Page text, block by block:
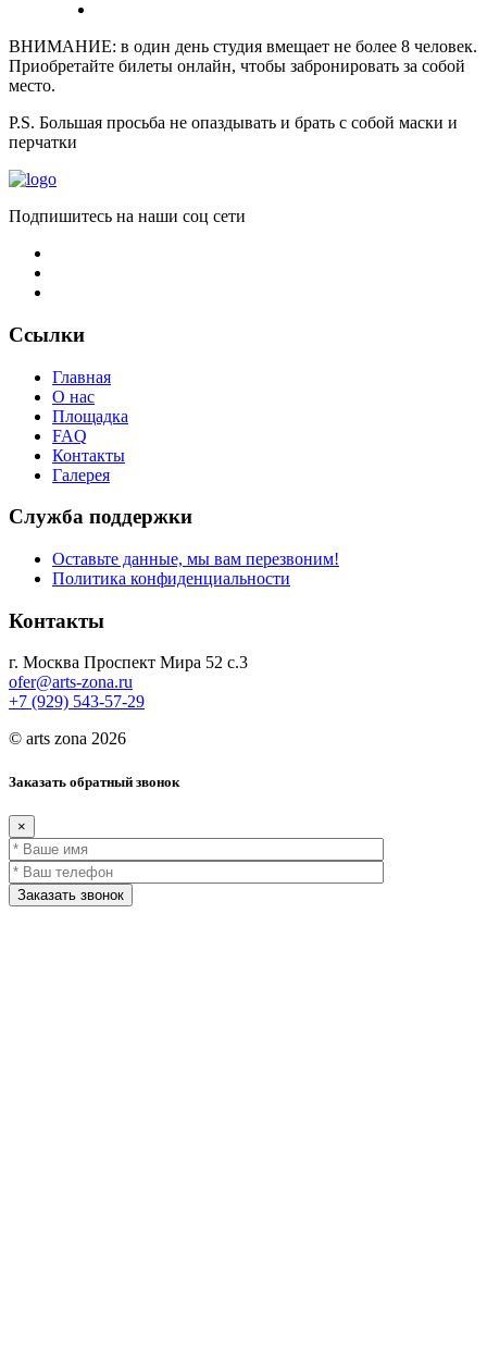
ВНИМАНИЕ: в один день студия вмещает не более 8 человек.
Приобретайте билеты онлайн, чтобы забронировать за собой
место.
P.S. Большая просьба не опаздывать и брать с собой маски и
перчатки
Подпишитесь на наши соц сети
Ссылки
Главная
О нас
Площадка
FAQ
Контакты
Галерея
Служба поддержки
Оставьте данные, мы вам перезвоним!
Политика конфиденциальности
Контакты
г. Москва Проспект Мира 52 с.3
ofer@arts-zona.ru
+7 (929) 543-57-29
© arts zona 2026
Заказать обратный звонок
×